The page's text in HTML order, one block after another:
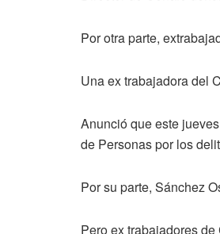
Por otra parte,
Una ex trabajadora del
Anunció que este
de Personas por los
Por su parte, Sánchez
Pero ex trabajadores